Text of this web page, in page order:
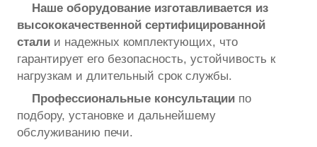
Наше оборудование изготавливается из
высококачественной сертифицированной
стали и надежных комплектующих, что
гарантирует его безопасность, устойчивость к
нагрузкам и длительный срок службы.
Профессиональные консультации по
подбору, установке и дальнейшему
обслуживанию печи.